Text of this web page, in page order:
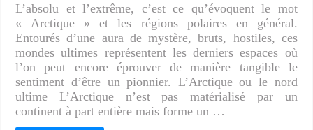
L’absolu et l’extrême, c’est ce qu’évoquent le mot
« Arctique » et les régions polaires en général.
Entourés d’une aura de mystère, bruts, hostiles, ces
mondes ultimes représentent les derniers espaces où
l’on peut encore éprouver de manière tangible le
sentiment d’être un pionnier. L’Arctique ou le nord
ultime L’Arctique n’est pas matérialisé par un
continent à part entière mais forme un …